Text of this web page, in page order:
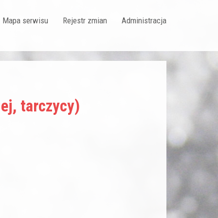
Mapa serwisu Rejestr zmian Administracja
tarczycy)